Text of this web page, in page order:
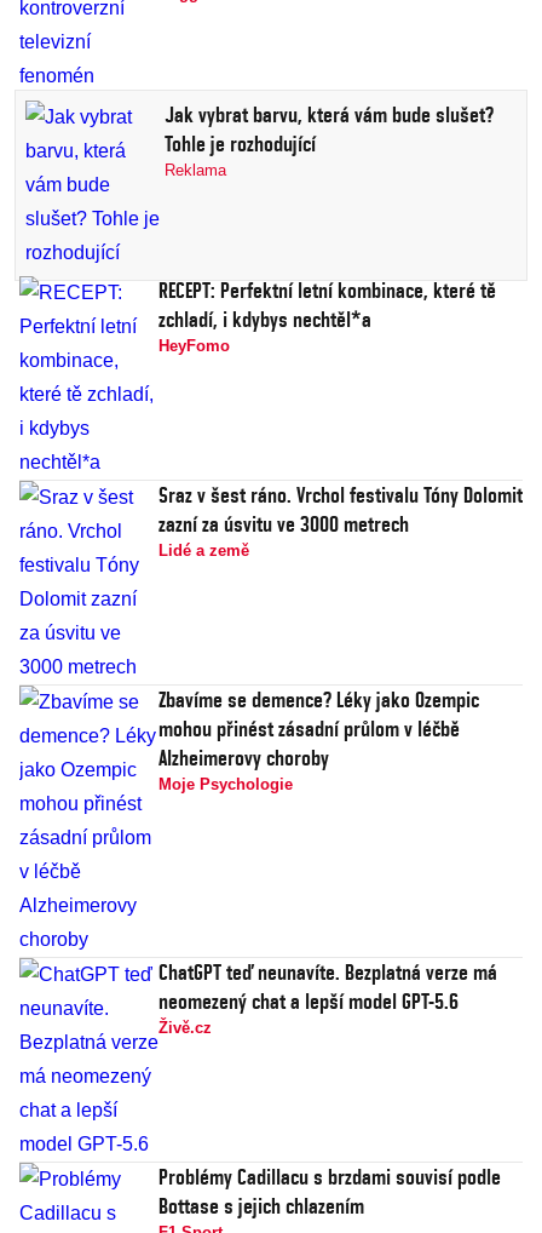
Jak vybrat barvu, která vám bude slušet?
Tohle je rozhodující
Reklama
RECEPT: Perfektní letní kombinace, které tě
zchladí, i kdybys nechtěl*a
HeyFomo
Sraz v šest ráno. Vrchol festivalu Tóny Dolomit
zazní za úsvitu ve 3000 metrech
Lidé a země
Zbavíme se demence? Léky jako Ozempic
mohou přinést zásadní průlom v léčbě
Alzheimerovy choroby
Moje Psychologie
ChatGPT teď neunavíte. Bezplatná verze má
neomezený chat a lepší model GPT-5.6
Živě.cz
Problémy Cadillacu s brzdami souvisí podle
Bottase s jejich chlazením